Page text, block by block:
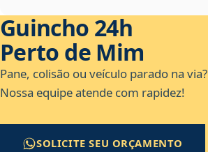
Guincho 24h
Perto de Mim
Pane, colisão ou veículo parado na via?
Nossa equipe atende com rapidez!
SOLICITE SEU ORÇAMENTO